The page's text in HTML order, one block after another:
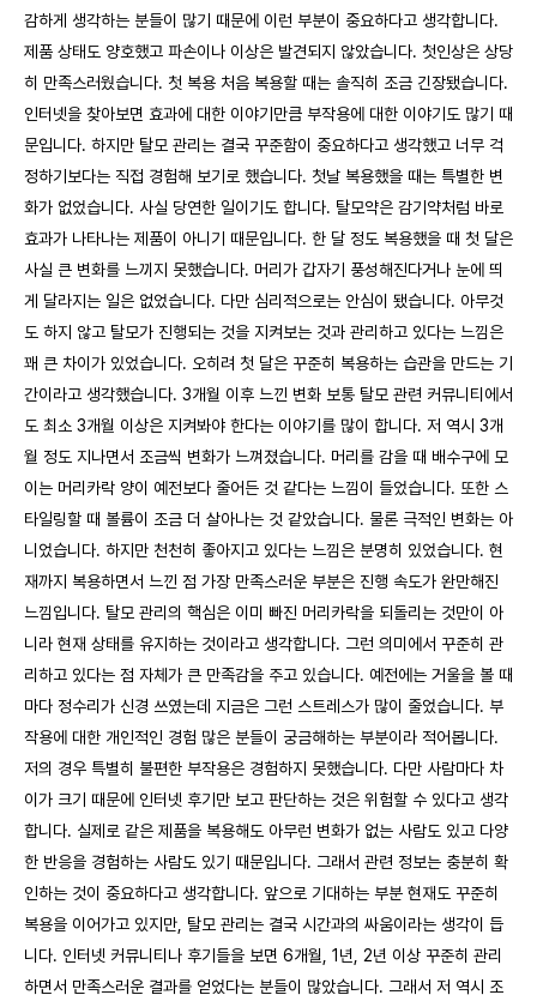
감하게 생각하는 분들이 많기 때문에 이런 부분이 중요하다고 생각합니다.
제품 상태도 양호했고 파손이나 이상은 발견되지 않았습니다. 첫인상은 상당
히 만족스러웠습니다. 첫 복용 처음 복용할 때는 솔직히 조금 긴장됐습니다.
인터넷을 찾아보면 효과에 대한 이야기만큼 부작용에 대한 이야기도 많기 때
문입니다. 하지만 탈모 관리는 결국 꾸준함이 중요하다고 생각했고 너무 걱
정하기보다는 직접 경험해 보기로 했습니다. 첫날 복용했을 때는 특별한 변
화가 없었습니다. 사실 당연한 일이기도 합니다. 탈모약은 감기약처럼 바로
효과가 나타나는 제품이 아니기 때문입니다. 한 달 정도 복용했을 때 첫 달은
사실 큰 변화를 느끼지 못했습니다. 머리가 갑자기 풍성해진다거나 눈에 띄
게 달라지는 일은 없었습니다. 다만 심리적으로는 안심이 됐습니다. 아무것
도 하지 않고 탈모가 진행되는 것을 지켜보는 것과 관리하고 있다는 느낌은
꽤 큰 차이가 있었습니다. 오히려 첫 달은 꾸준히 복용하는 습관을 만드는 기
간이라고 생각했습니다. 3개월 이후 느낀 변화 보통 탈모 관련 커뮤니티에서
도 최소 3개월 이상은 지켜봐야 한다는 이야기를 많이 합니다. 저 역시 3개
월 정도 지나면서 조금씩 변화가 느껴졌습니다. 머리를 감을 때 배수구에 모
이는 머리카락 양이 예전보다 줄어든 것 같다는 느낌이 들었습니다. 또한 스
타일링할 때 볼륨이 조금 더 살아나는 것 같았습니다. 물론 극적인 변화는 아
니었습니다. 하지만 천천히 좋아지고 있다는 느낌은 분명히 있었습니다. 현
재까지 복용하면서 느낀 점 가장 만족스러운 부분은 진행 속도가 완만해진
느낌입니다. 탈모 관리의 핵심은 이미 빠진 머리카락을 되돌리는 것만이 아
니라 현재 상태를 유지하는 것이라고 생각합니다. 그런 의미에서 꾸준히 관
리하고 있다는 점 자체가 큰 만족감을 주고 있습니다. 예전에는 거울을 볼 때
마다 정수리가 신경 쓰였는데 지금은 그런 스트레스가 많이 줄었습니다. 부
작용에 대한 개인적인 경험 많은 분들이 궁금해하는 부분이라 적어봅니다.
저의 경우 특별히 불편한 부작용은 경험하지 못했습니다. 다만 사람마다 차
이가 크기 때문에 인터넷 후기만 보고 판단하는 것은 위험할 수 있다고 생각
합니다. 실제로 같은 제품을 복용해도 아무런 변화가 없는 사람도 있고 다양
한 반응을 경험하는 사람도 있기 때문입니다. 그래서 관련 정보는 충분히 확
인하는 것이 중요하다고 생각합니다. 앞으로 기대하는 부분 현재도 꾸준히
복용을 이어가고 있지만, 탈모 관리는 결국 시간과의 싸움이라는 생각이 듭
니다. 인터넷 커뮤니티나 후기들을 보면 6개월, 1년, 2년 이상 꾸준히 관리
하면서 만족스러운 결과를 얻었다는 분들이 많았습니다. 그래서 저 역시 조